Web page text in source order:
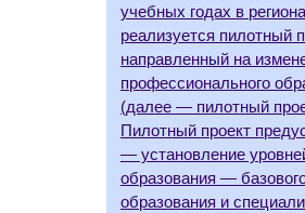
учебных годах в
реализуется пилотный
направленный на
профессионального
(далее — пилотный
Пилотный проект
— установление
образования —
образования и